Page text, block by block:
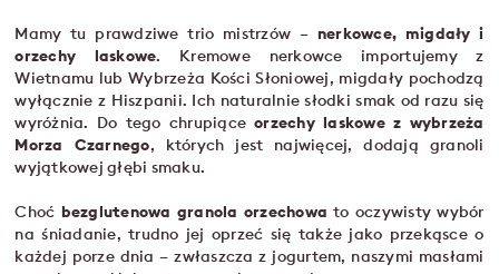
Mamy tu prawdziwe trio mistrzów – nerkowce, migdały i
orzechy laskowe. Kremowe nerkowce importujemy z
Wietnamu lub Wybrzeża Kości Słoniowej, migdały pochodzą
wyłącznie z Hiszpanii. Ich naturalnie słodki smak od razu się
wyróżnia. Do tego chrupiąceorzechy laskowe z wybrzeża
Morza Czarnego, których jest najwięcej, dodają granoli
wyjątkowej głębi smaku.
Choć bezglutenowa granola orzechowa to oczywisty wybór
na śniadanie, trudno jej oprzeć się także jako przekąsce o
każdej porze dnia – zwłaszcza z jogurtem, naszymi masłami